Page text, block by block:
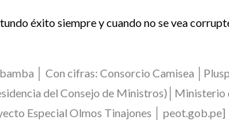
éxito siempre y cuando no se vea
│ Con cifras: Consorcio Camisea
del Consejo de Ministros)│Ministerio
Especial Olmos Tinajones │ peot.gob.pe]